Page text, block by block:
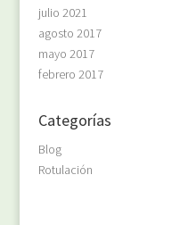
julio 2021
agosto 2017
mayo 2017
febrero 2017
Categorías
Blog
Rotulación